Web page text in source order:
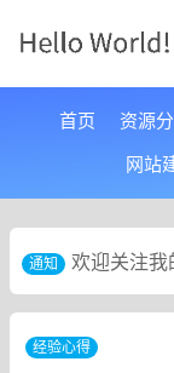
首页 资源
网站
通知 欢迎关注我
经验心得